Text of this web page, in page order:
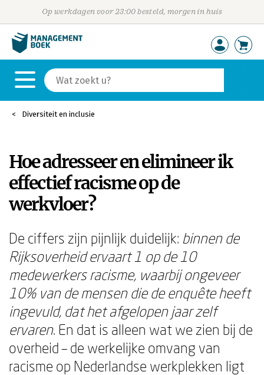
Op werkdagen voor 23:00 besteld, morgen in huis
Diversiteit en inclusie
Hoe adresseer en elimineer ik
effectief racisme op de
werkvloer?
De ciffers zijn pijnlijk duidelijk: binnen de
Rijksoverheid ervaart 1 op de 10
medewerkers racisme, waarbij ongeveer
10% van de mensen die de enquête heeft
ingevuld, dat het afgelopen jaar zelf
ervaren. En dat is alleen wat we zien bij de
overheid – de werkelijke omvang van
racisme op Nederlandse werkplekken ligt